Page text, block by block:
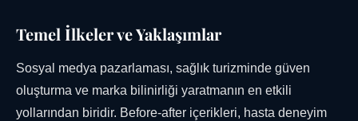
Temel İlkeler ve Yaklaşımlar
Sosyal medya pazarlaması, sağlık turizminde güven
oluşturma ve marka bilinirliği yaratmanın en etkili
yollarından biridir. Before-after içerikleri, hasta deneyim